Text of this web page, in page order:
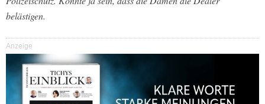
belästigen.
Anzeige